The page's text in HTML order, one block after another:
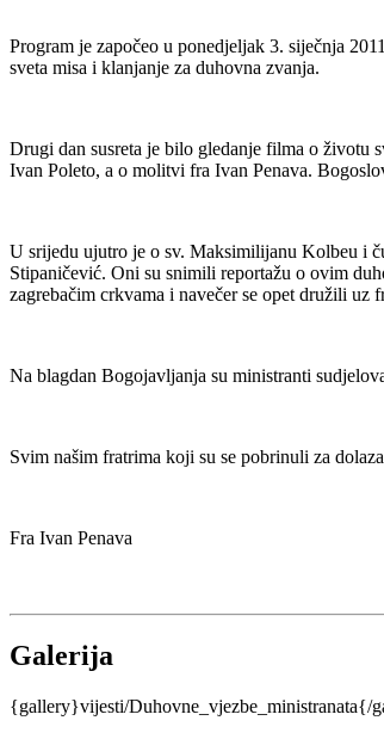
Program je započeo u ponedjeljak 3. siječnja
sveta misa i klanjanje za duhovna zvanja.
Drugi dan susreta je bilo gledanje filma o životu
Ivan Poleto, a o molitvi fra Ivan Penava.
U srijedu ujutro je o sv. Maksimilijanu Kolbeu i
Stipaničević. Oni su snimili reportažu o ovim
zagrebačim crkvama i navečer se opet družili
Na blagdan Bogojavljanja su ministranti
Svim našim fratrima koji su se pobrinuli za
Fra Ivan Penava
Galerija
{gallery}vijesti/Duhovne_vjezbe_ministranata{/